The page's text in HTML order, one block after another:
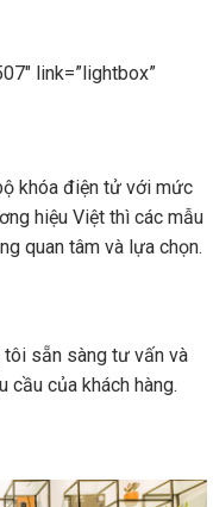
link=”lightbox”
khóa điện tử với mức
hiệu Việt thì các mẫu
quan tâm và lựa chọn.
tôi sẵn sàng tư vấn và
cầu của khách hàng.